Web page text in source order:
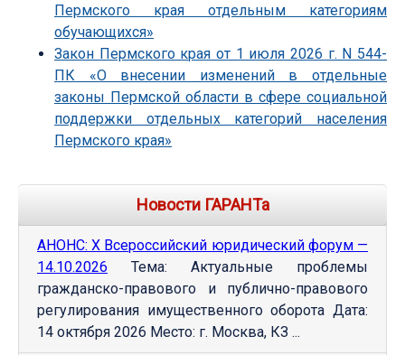
Пермского края отдельным категориям
обучающихся»
Закон Пермского края от 1 июля 2026 г. N 544-
ПК «О внесении изменений в отдельные
законы Пермской области в сфере социальной
поддержки отдельных категорий населения
Пермского края»
Новости ГАРАНТа
АНОНС: Х Всероссийский юридический форум —
14.10.2026 Тема: Актуальные проблемы
гражданско-правового и публично-правового
регулирования имущественного оборота Дата:
14 октября 2026 Место: г. Москва, КЗ ...